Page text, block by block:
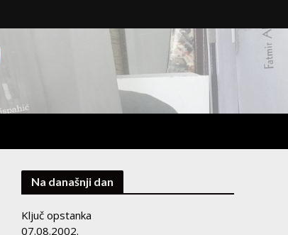
Na današnji dan
Ključ opstanka
07.08.2002.